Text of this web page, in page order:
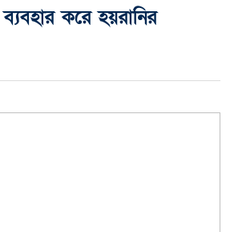
করে হয়রানির